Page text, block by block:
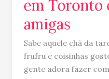
em Toronto
amigas
Sabe aquele chá da
frufru e coisinhas
gente adora fazer